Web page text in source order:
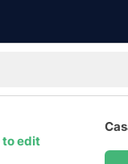
to edit